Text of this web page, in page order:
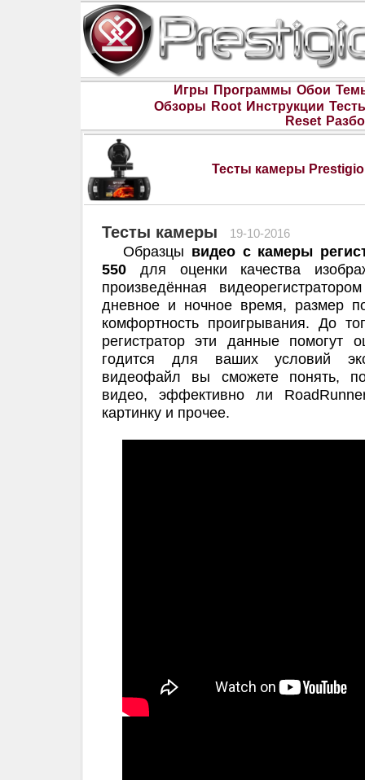
Игры Программы Обои
Обзоры Root Инструкции
Reset
Тесты камеры
Тесты камеры 19-10-2016
Образцы видео с камеры
550для оценки качества
произведённая
дневное и ночное время, размер
комфортность проигрывания. До
регистратор эти данные помогут
годится для ваших условий
видеофайл вы сможете понять,
видео, эффективно ли
картинку и прочее.